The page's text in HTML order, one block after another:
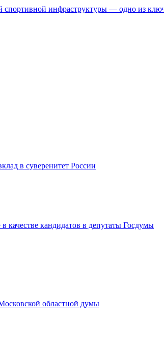
спортивной инфраструктуры — одно из
в суверенитет России
качестве кандидатов в депутаты Госдумы
областной думы